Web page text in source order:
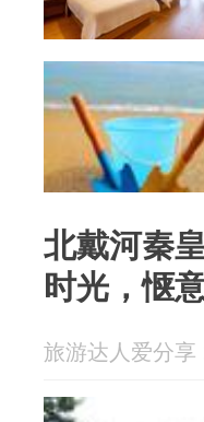
北戴河秦
时光，惬
旅游达人爱分享